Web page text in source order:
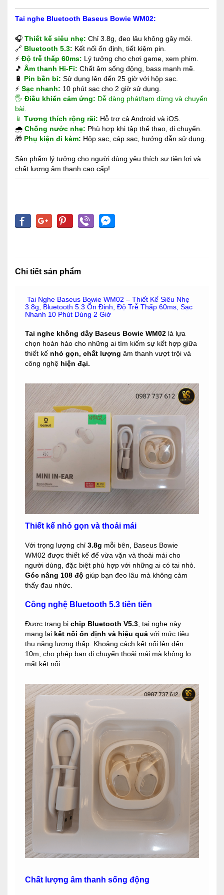
Tai nghe Bluetooth Baseus Bowie WM02:
🎧 Thiết kế siêu nhẹ: Chỉ 3.8g, đeo lâu không gây mỏi.
🔗 Bluetooth 5.3: Kết nối ổn định, tiết kiệm pin.
⚡ Độ trễ thấp 60ms: Lý tưởng cho chơi game, xem phim.
🎵 Âm thanh Hi-Fi: Chất âm sống động, bass mạnh mẽ.
🔋 Pin bền bỉ: Sử dụng lên đến 25 giờ với hộp sạc.
⚡ Sạc nhanh: 10 phút sạc cho 2 giờ sử dụng.
🖐 Điều khiển cảm ứng: Dễ dàng phát/tạm dừng và chuyển
bài.
📱 Tương thích rộng rãi: Hỗ trợ cả Android và iOS.
🌧 Chống nước nhẹ: Phù hợp khi tập thể thao, di chuyển.
🎁 Phụ kiện đi kèm: Hộp sạc, cáp sạc, hướng dẫn sử dụng.
Sản phẩm lý tưởng cho người dùng yêu thích sự tiện lợi và
chất lượng âm thanh cao cấp!
Chi tiết sản phẩm
Tai Nghe Baseus Bowie WM02 – Thiết Kế Siêu Nhẹ
3.8g, Bluetooth 5.3 Ổn Định, Độ Trễ Thấp 60ms, Sạc
Nhanh 10 Phút Dùng 2 Giờ
Tai nghe không dây Baseus Bowie WM02 là lựa
chọn hoàn hảo cho những ai tìm kiếm sự kết hợp giữa
thiết kế nhỏ gọn, chất lượng âm thanh vượt trội và
công nghệ hiện đại.
Thiết kế nhỏ gọn và thoải mái
Với trọng lượng chỉ 3.8g mỗi bên, Baseus Bowie
WM02 được thiết kế để vừa vặn và thoải mái cho
người dùng, đặc biệt phù hợp với những ai có tai nhỏ.
Góc nâng 108 độ giúp bạn đeo lâu mà không cảm
thấy đau nhức.
Công nghệ Bluetooth 5.3 tiên tiến
Được trang bị chip Bluetooth V5.3, tai nghe này
mang lại kết nối ổn định và hiệu quả với mức tiêu
thụ năng lượng thấp. Khoảng cách kết nối lên đến
10m, cho phép bạn di chuyển thoải mái mà không lo
mất kết nối.
Chất lượng âm thanh sống động